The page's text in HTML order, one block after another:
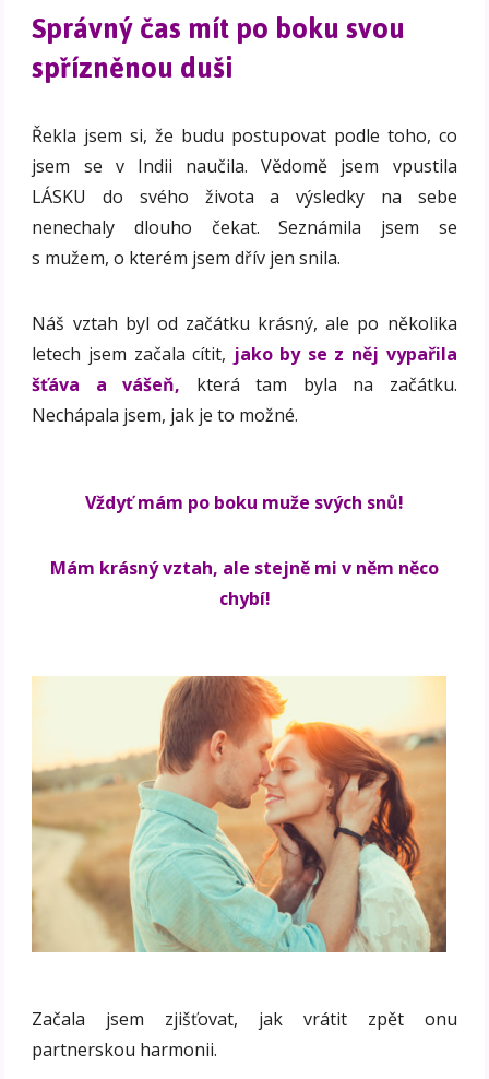
Správný čas mít po boku svou
spřízněnou duši
Řekla jsem si, že budu postupovat podle toho, co
jsem se v Indii naučila. Vědomě jsem vpustila
LÁSKU do svého života a výsledky na sebe
nenechaly dlouho čekat. Seznámila jsem se
s mužem, o kterém jsem dřív jen snila.
Náš vztah byl od začátku krásný, ale po několika
letech jsem začala cítit, jako by se z něj vypařila
šťáva a vášeň, která tam byla na začátku.
Nechápala jsem, jak je to možné.
Vždyť mám po boku muže svých snů!
Mám krásný vztah, ale stejně mi v něm něco
chybí!
Začala jsem zjišťovat, jak vrátit zpět onu
partnerskou harmonii.